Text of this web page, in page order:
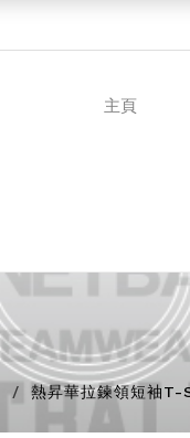
主頁
熱昇華拉鍊領短袖